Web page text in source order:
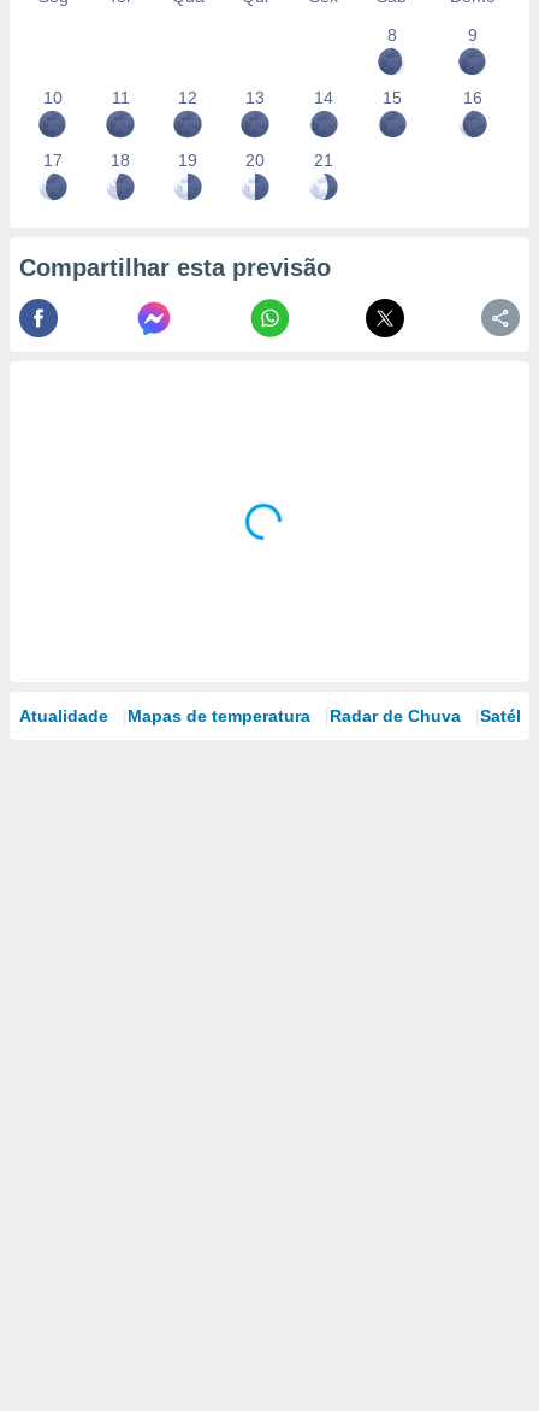
8
9
10 11 12 13 14 15 16
17 18 19 20 21
Compartilhar esta previsão
Atualidade Mapas de temperatura Radar de Chuva